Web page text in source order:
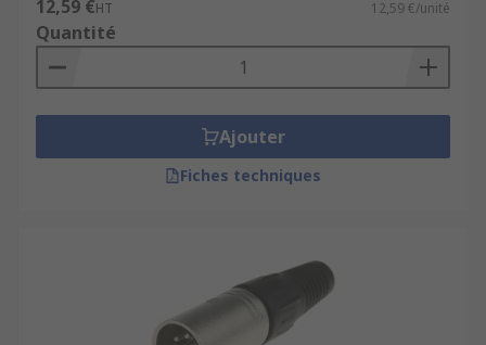
12,59 €HT 12,59 €/unité
Quantité
Ajouter
Fiches techniques